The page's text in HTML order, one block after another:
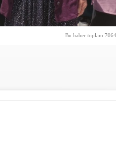
Bu haber toplam